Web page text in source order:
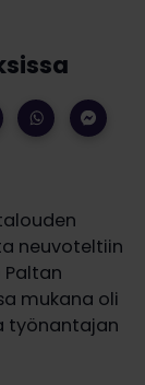
neuvoteltiin
mukana oli
työnantajan